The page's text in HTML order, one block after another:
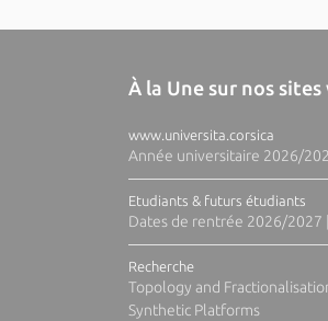
À la Une sur nos sites
www.universita.corsica
Année universitaire 2026/
Etudiants & futurs étudiants
Dates de rentrée 2026/2027
Recherche
Topology and
Synthetic Platforms